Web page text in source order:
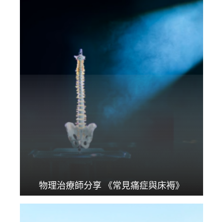
護脊之道，在於脊骨2...
物理治療師分享 《常見痛症與床褥》